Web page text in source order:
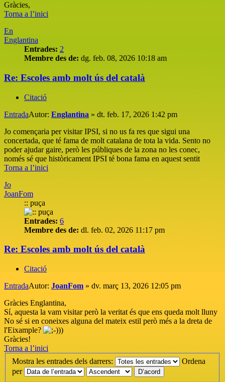
Gràcies,
Torna a l’inici
En
Englantina
Entrades: 2
Membre des de: dg. feb. 08, 2026 10:18 am
Re: Escoles amb molt ús del català
Citació
EntradaAutor: Englantina » dt. feb. 17, 2026 1:42 pm
Jo començaria per visitar IPSI, si no us fa res que sigui una
concertada, que té fama de molt catalana de tota la vida. Sento no
poder ajudar gaire, però les públiques de la zona no les conec,
només sé que històricament IPSI té bona fama en aquest sentit
Torna a l’inici
Jo
JoanFom
:: puça
Entrades: 6
Membre des de: dl. feb. 02, 2026 11:17 pm
Re: Escoles amb molt ús del català
Citació
EntradaAutor: JoanFom » dv. març 13, 2026 12:05 pm
Gràcies Englantina,
Sí, aquesta la vam visitar però la veritat és que ens queda molt lluny
No sé si en coneixes alguna del mateix estil però més a la dreta de
l'Eixample?
Gràcies!
Torna a l’inici
Mostra les entrades dels darrers:
Ordena
per